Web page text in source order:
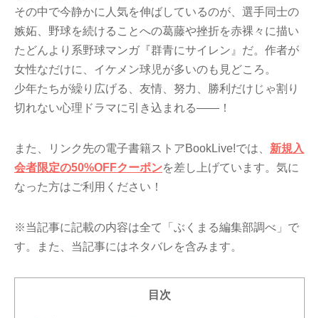
その中で今静かに人気を伸ばしているのが、選手同士の
嫉妬、野球を続けることへの葛藤や挫折を赤裸々に描い
たどんより系野球マンガ『群青にサイレン』だ。作者が
女性なだけに、イケメン球児が多いのも見どころ。
少年たちが繰り広げる、友情、努力、勝利だけじゃ割り
切れない心理ドラマに引き込まれる――！
また、リンク先の電子書籍ストアBookLive!では、 新規入
会者限定の50%OFFクーポンを差し上げています。気に
なった方はご利用ください！
※当記事に記載の内容は全て「ぶくまる編集部調べ」で
す。また、当記事にはネタバレを含みます。
目次